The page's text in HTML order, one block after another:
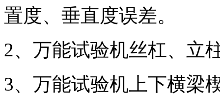
置度、垂直度误差。
2、万能试验机丝杠、立
3、万能试验机上下横梁